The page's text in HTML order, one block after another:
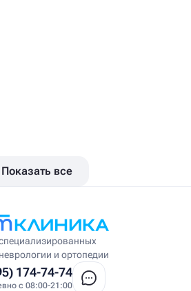
Показать все
и ортопедии
174-74-74
с 08:00-21:00